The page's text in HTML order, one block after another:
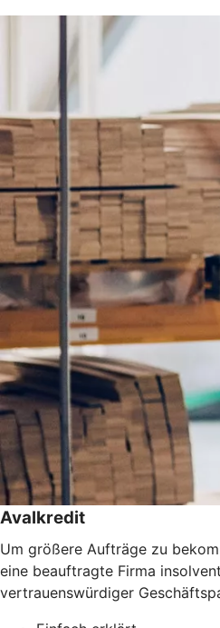
Avalkredit
Um größere Aufträge zu
eine beauftragte Firma
vertrauenswürdiger